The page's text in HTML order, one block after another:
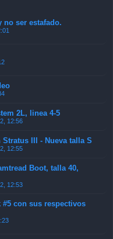
no ser estafado.
2L, linea 4-5
12:56
III - Nueva talla S
12:55
Boot, talla 40,
12:53
con sus respectivos